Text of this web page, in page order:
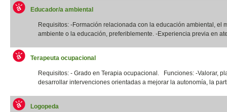
Educador/a ambiental
Requisitos: -Formación relacionada con la educación ambiental, el
ambiente o la educación, preferiblemente. -Experiencia previa en
Terapeuta ocupacional
Requisitos: - Grado en Terapia ocupacional. Funciones: -Valorar,
desarrollar intervenciones orientadas a mejorar la autonomía, la
Logopeda